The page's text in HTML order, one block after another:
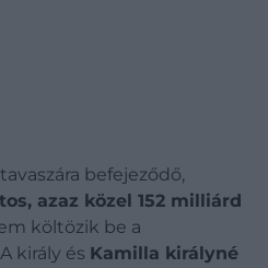
befejeződő,
azaz közel 152 milliárd
költözik be a
király és Kamilla királyné